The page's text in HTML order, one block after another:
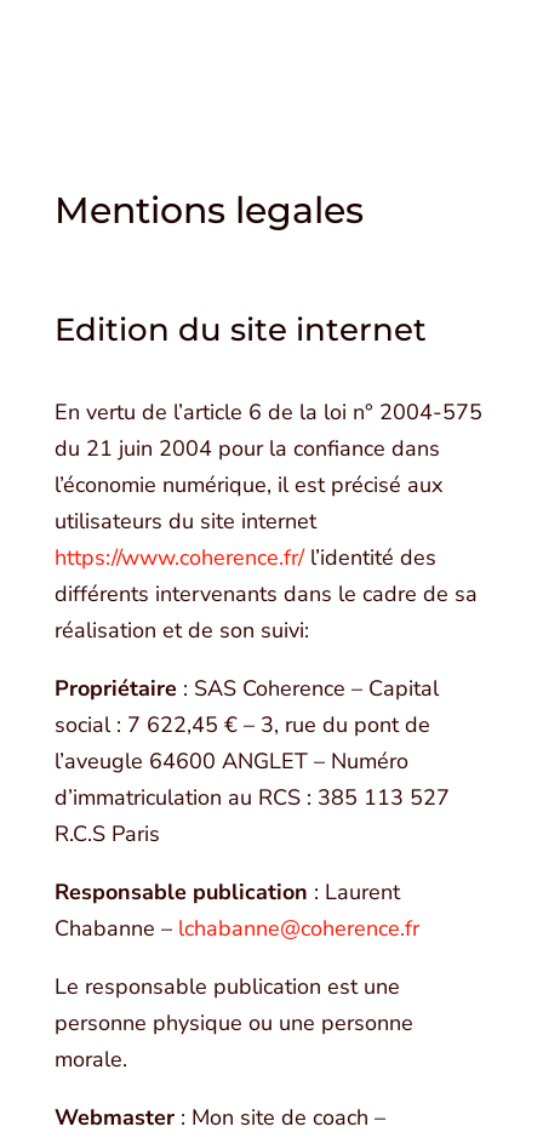
Mentions legales
Edition du site internet
En vertu de l’article 6 de la loi n° 2004-575
du 21 juin 2004 pour la confiance dans
l’économie numérique, il est précisé aux
utilisateurs du site internet
https://www.coherence.fr/l’identité des
différents intervenants dans le cadre de sa
réalisation et de son suivi:
Propriétaire: SAS Coherence – Capital
social : 7 622,45 €– 3, rue du pont de
l’aveugle 64600 ANGLET – Numéro
d’immatriculation au RCS : 385 113 527
R.C.S Paris
Responsable publication : Laurent
Chabanne – lchabanne@coherence.fr
Le responsable publication est une
personne physique ou une personne
morale.
Webmaster: Mon site de coach –